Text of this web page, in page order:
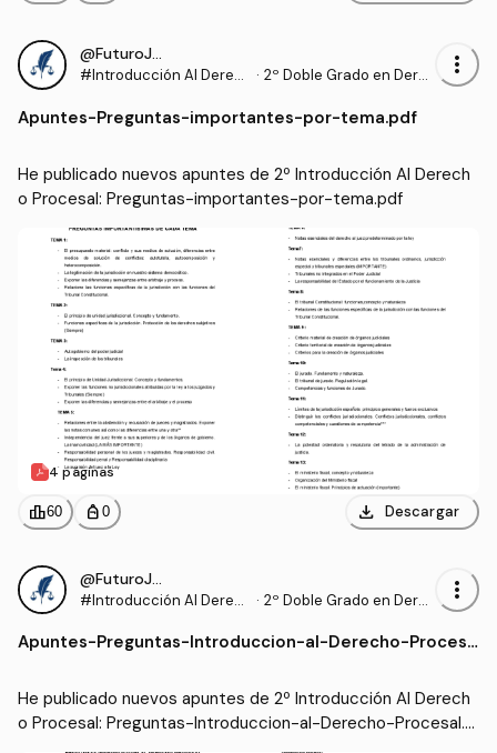
@FuturoJurista
#Introducción Al Derec
· 2º Doble Grado en Dere
ración Pública (US)
more_vert
Apuntes-Preguntas-importantes-por-tema.pdf
He publicado nuevos apuntes de 2º Introducción Al Derech
o Procesal: Preguntas-importantes-por-tema.pdf
4 páginas
leaderboard60 personal_bag 0 download Descargar
@FuturoJurista
#Introducción Al Derec
· 2º Doble Grado en Dere
ración Pública (US)
more_vert
Apuntes-Preguntas-Introduccion-al-Derecho-Procesa
He publicado nuevos apuntes de 2º Introducción Al Derech
o Procesal: Preguntas-Introduccion-al-Derecho-Procesal.p